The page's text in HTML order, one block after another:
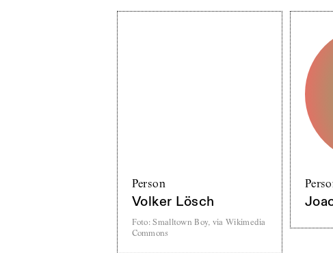
Person
Volker Lösch
Foto: Smalltown Boy, via Wikimedia
Commons